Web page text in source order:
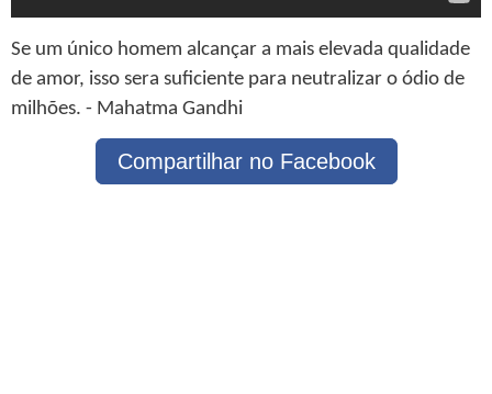
Se um único homem alcançar a mais elevada qualidade
de amor, isso sera suficiente para neutralizar o ódio de
milhões. - Mahatma Gandhi
Compartilhar no Facebook